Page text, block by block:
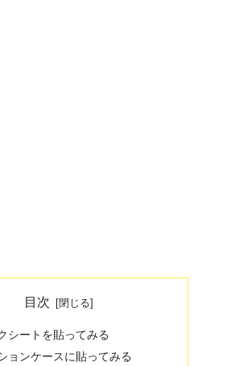
目次
シートを貼ってみる
ョンケースに貼ってみる